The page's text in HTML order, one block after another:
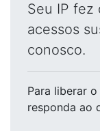
Seu IP fez
acessos
conosco.
Para liberar o
responda ao